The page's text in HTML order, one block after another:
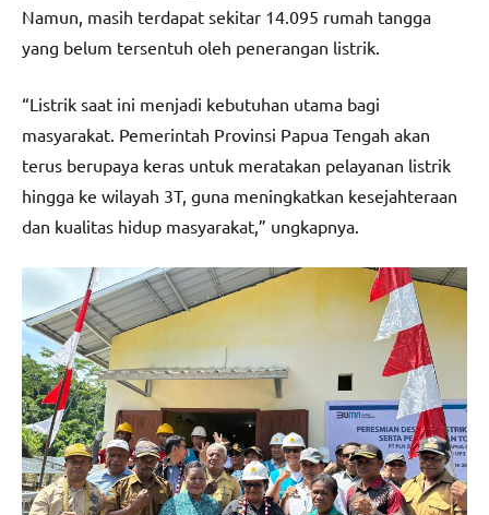
Namun, masih terdapat sekitar 14.095 rumah tangga
yang belum tersentuh oleh penerangan listrik.
“Listrik saat ini menjadi kebutuhan utama bagi
masyarakat. Pemerintah Provinsi Papua Tengah akan
terus berupaya keras untuk meratakan pelayanan listrik
hingga ke wilayah 3T, guna meningkatkan kesejahteraan
dan kualitas hidup masyarakat,” ungkapnya.